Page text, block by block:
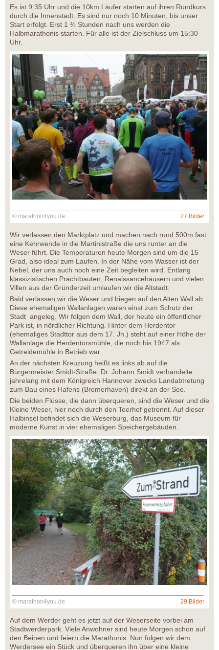
Es ist 9:35 Uhr und die 10km Läufer starten auf ihren Rundkurs
durch die Innenstadt. Es sind nur noch 10 Minuten, bis unser
Start erfolgt. Erst 1 ¾ Stunden nach uns werden die
Halbmarathonis starten. Für alle ist der Zielschluss um 15:30
Uhr.
© marathon4you.de 27 Bilder
Wir verlassen den Marktplatz und machen nach rund 500m fast
eine Kehrwende in die Martinistraße die uns runter an die
Weser führt. Die Temperaturen heute Morgen sind um die 15
Grad, also ideal zum Laufen. In der Nähe vom Wasser ist der
Nebel, der uns auch noch eine Zeit begleiten wird. Entlang
klassizistischen Prachtbauten, Renaissancehäusern und vielen
Villen aus der Gründerzeit umlaufen wir die Altstadt.
Bald verlassen wir die Weser und biegen auf den Alten Wall ab.
Diese ehemaligen Wallanlagen waren einst zum Schutz der
Stadt angeleg. Wir folgen dem Wall, der heute ein öffentlicher
Park ist, in nördlicher Richtung. Hinter dem Herdentor
(ehemaliges Stadttor aus dem 17. Jh.) steht auf einer Höhe der
Wallanlage die Herdentorsmühle, die noch bis 1947 als
Getreidemühle in Betrieb war.
An der nächsten Kreuzung heißt es links ab auf die
Bürgermeister Smidt-Straße. Dr. Johann Smidt verhandelte
jahrelang mit dem Königreich Hannover zwecks Landabtretung
zum Bau eines Hafens (Bremerhaven) direkt an der See.
Die beiden Flüsse, die dann überqueren, sind die Weser und die
Kleine Weser, hier noch durch den Teerhof getrennt. Auf dieser
Halbinsel befindet sich die Weserburg, das Museum für
moderne Kunst in vier ehemaligen Speichergebäuden.
© marathon4you.de 29 Bilder
Auf dem Werder geht es jetzt auf der Weserseite vorbei am
Stadtwerderpark. Viele Anwohner sind heute Morgen schon auf
den Beinen und feiern die Marathonis. Nun folgen wir dem
Werdersee ein Stück und überqueren ihn über eine kleine